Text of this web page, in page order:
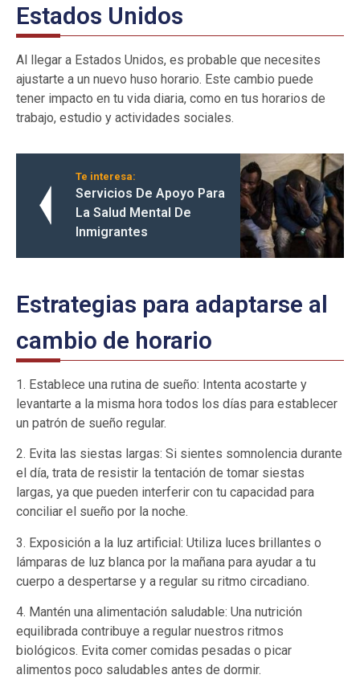
Estados Unidos
Al llegar a Estados Unidos, es probable que necesites
ajustarte a un nuevo huso horario. Este cambio puede
tener impacto en tu vida diaria, como en tus horarios de
trabajo, estudio y actividades sociales.
Te interesa:
Servicios De Apoyo Para
La Salud Mental De
Inmigrantes
Estrategias para adaptarse al
cambio de horario
1. Establece una rutina de sueño: Intenta acostarte y
levantarte a la misma hora todos los días para establecer
un patrón de sueño regular.
2. Evita las siestas largas: Si sientes somnolencia durante
el día, trata de resistir la tentación de tomar siestas
largas, ya que pueden interferir con tu capacidad para
conciliar el sueño por la noche.
3. Exposición a la luz artificial: Utiliza luces brillantes o
lámparas de luz blanca por la mañana para ayudar a tu
cuerpo a despertarse y a regular su ritmo circadiano.
4. Mantén una alimentación saludable: Una nutrición
equilibrada contribuye a regular nuestros ritmos
biológicos. Evita comer comidas pesadas o picar
alimentos poco saludables antes de dormir.